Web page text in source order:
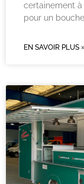
certainement
pour un
EN SAVOIR PLUS